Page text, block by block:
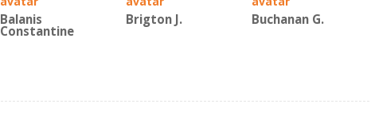
Balanis
Constantine
Brigton J. Buchanan G.